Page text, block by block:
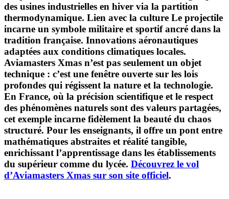
des usines industrielles en hiver via la partition
thermodynamique. Lien avec la culture Le projectile
incarne un symbole militaire et sportif ancré dans la
tradition française. Innovations aéronautiques
adaptées aux conditions climatiques locales.
Aviamasters Xmas n’est pas seulement un objet
technique : c’est une fenêtre ouverte sur les lois
profondes qui régissent la nature et la technologie.
En France, où la précision scientifique et le respect
des phénomènes naturels sont des valeurs partagées,
cet exemple incarne fidèlement la beauté du chaos
structuré. Pour les enseignants, il offre un pont entre
mathématiques abstraites et réalité tangible,
enrichissant l’apprentissage dans les établissements
du supérieur comme du lycée. Découvrez le vol
d’Aviamasters Xmas sur son site officiel.